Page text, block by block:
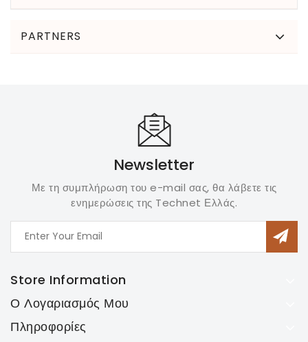
PARTNERS
Newsletter
Με τη συμπλήρωση του e-mail σας, θα λάβετε τις
ενημερώσεις της Technet Ελλάς.
Store Information
Ο Λογαριασμός Μου
Πληροφορίες